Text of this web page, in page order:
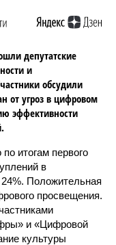
депутатские
и
обсудили
от угроз в цифровом
эффективности
по итогам первого
в
Положительная
просвещения.
и «Цифровой
культуры